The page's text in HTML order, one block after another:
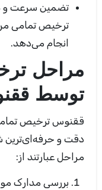
تضمین سرعت و
ترخیص تمامی
انجام می‌دهد.
مراحل
توسط
ققنوس ترخیص
دقت و
مراحل عبارتند از:
بررسی مدارک